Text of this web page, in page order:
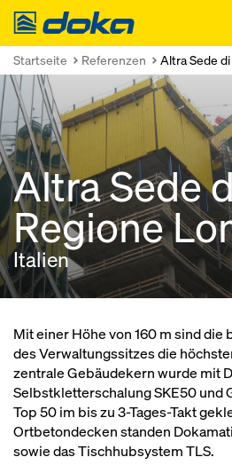
Doka
Startseite Referenzen Altra Sede
Altra Sede
Regione
Italien
Mit einer Höhe von 160 m sind
des Verwaltungssitzes die
zentrale Gebäudekern wurde mit
Selbstkletterschalung SKE50 und
Top 50 im bis zu 3-Tages-Takt
Ortbetondecken standen
sowie das Tischhubsystem TLS.